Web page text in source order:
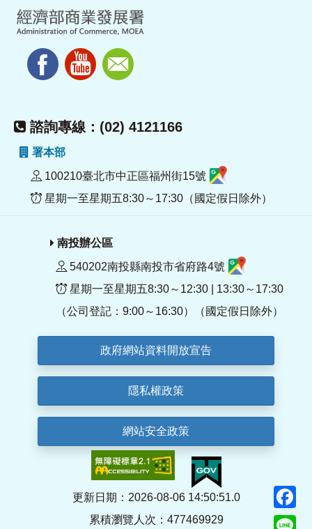
諮詢專線：(02) 4121166
署本部
100210臺北市中正區福州街15號
星期一至星期五8:30～17:30（國定假日除外）
南投辦公區
540202南投縣南投市省府路4號
星期一至星期五8:30～12:30 | 13:30～17:30
（公司登記：9:00～16:30）（國定假日除外）
政府網站資料開放宣告
隱私權政策
網站安全政策
更新日期：2026-08-06 14:50:51.0
累積瀏覽人次：477469929